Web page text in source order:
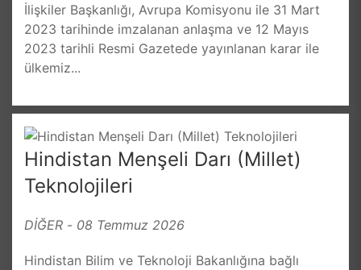
İlişkiler Başkanlığı, Avrupa Komisyonu ile 31 Mart
2023 tarihinde imzalanan anlaşma ve 12 Mayıs
2023 tarihli Resmi Gazetede yayınlanan karar ile
ülkemiz...
Hindistan Menşeli Darı (Millet)
Teknolojileri
DİĞER - 08 Temmuz 2026
Hindistan Bilim ve Teknoloji Bakanlığına bağlı